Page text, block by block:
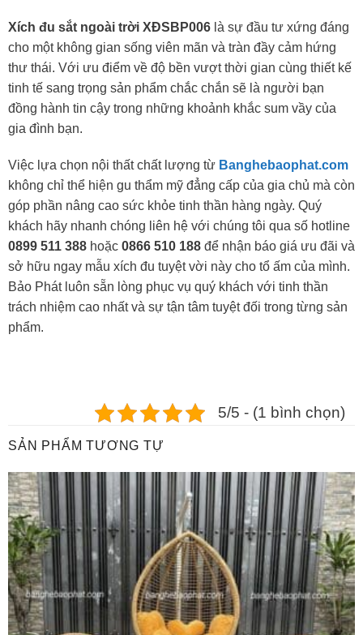
Xích đu sắt ngoài trời XĐSBP006 là sự đầu tư xứng đáng
cho một không gian sống viên mãn và tràn đầy cảm hứng
thư thái. Với ưu điểm về độ bền vượt thời gian cùng thiết kế
tinh tế sang trọng sản phẩm chắc chắn sẽ là người bạn
đồng hành tin cậy trong những khoảnh khắc sum vầy của
gia đình bạn.
Việc lựa chọn nội thất chất lượng từ Banghebaophat.com
không chỉ thể hiện gu thẩm mỹ đẳng cấp của gia chủ mà còn
góp phần nâng cao sức khỏe tinh thần hàng ngày. Quý
khách hãy nhanh chóng liên hệ với chúng tôi qua số hotline
0899 511 388 hoặc 0866 510 188 để nhận báo giá ưu đãi và
sở hữu ngay mẫu xích đu tuyệt vời này cho tổ ấm của mình.
Bảo Phát luôn sẵn lòng phục vụ quý khách với tinh thần
trách nhiệm cao nhất và sự tận tâm tuyệt đối trong từng sản
phẩm.
5/5 - (1 bình chọn)
SẢN PHẨM TƯƠNG TỰ